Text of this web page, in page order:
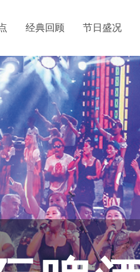
经典回顾 节日盛况